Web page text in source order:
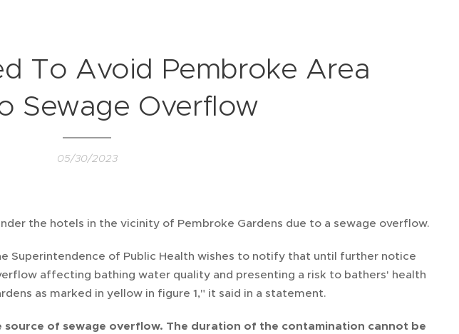
To Avoid Pembroke Area
Sewage Overflow
05/30/2023
the hotels in the vicinity of Pembroke Gardens due to a sewage overflow.
Superintendence of Public Health wishes to notify that until further notice
affecting bathing water quality and presenting a risk to bathers' health
as marked in yellow in figure 1," it said in a statement.
source of sewage overflow. The duration of the contamination cannot be